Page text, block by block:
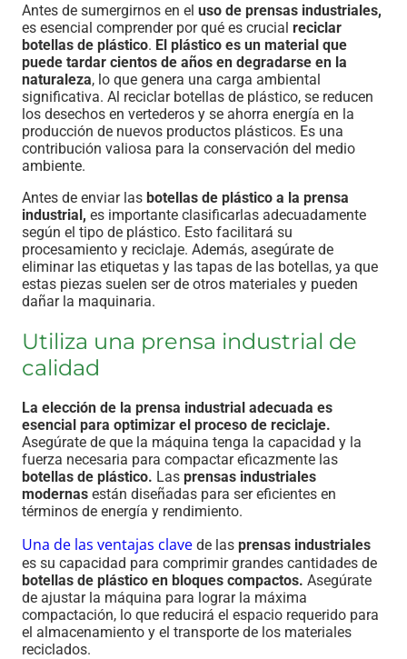
Antes de sumergirnos en el uso de prensas industriales,
es esencial comprender por qué es crucial reciclar
botellas de plástico. El plástico es un material que
puede tardar cientos de años en degradarse en la
naturaleza, lo que genera una carga ambiental
significativa. Al reciclar botellas de plástico, se reducen
los desechos en vertederos y se ahorra energía en la
producción de nuevos productos plásticos. Es una
contribución valiosa para la conservación del medio
ambiente.
Antes de enviar las botellas de plástico a la prensa
industrial, es importante clasificarlas adecuadamente
según el tipo de plástico. Esto facilitará su
procesamiento y reciclaje. Además, asegúrate de
eliminar las etiquetas y las tapas de las botellas, ya que
estas piezas suelen ser de otros materiales y pueden
dañar la maquinaria.
Utiliza una prensa industrial de
calidad
La elección de la prensa industrial adecuada es
esencial para optimizar el proceso de reciclaje.
Asegúrate de que la máquina tenga la capacidad y la
fuerza necesaria para compactar eficazmente las
botellas de plástico. Las prensas industriales
modernas están diseñadas para ser eficientes en
términos de energía y rendimiento.
Una de las ventajas clave de las prensas industriales
es su capacidad para comprimir grandes cantidades de
botellas de plástico en bloques compactos. Asegúrate
de ajustar la máquina para lograr la máxima
compactación, lo que reducirá el espacio requerido para
el almacenamiento y el transporte de los materiales
reciclados.